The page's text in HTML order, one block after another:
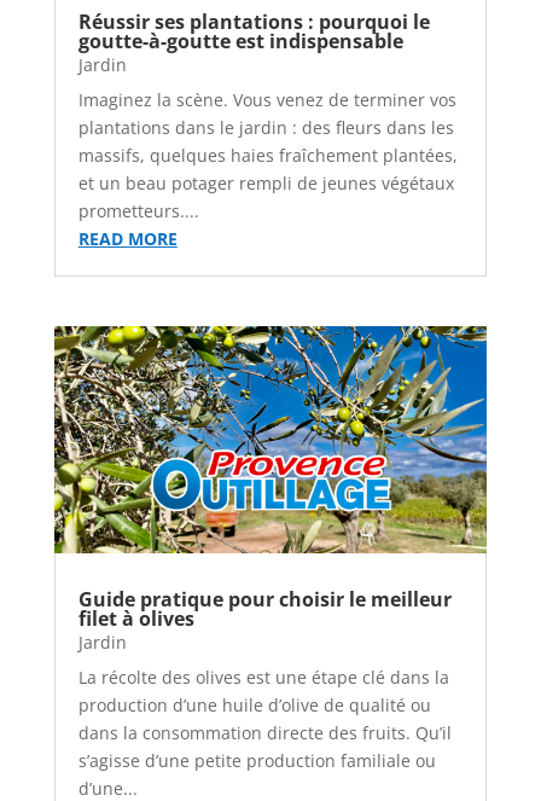
Réussir ses plantations : pourquoi le
goutte-à-goutte est indispensable
Jardin
Imaginez la scène. Vous venez de terminer vos
plantations dans le jardin : des fleurs dans les
massifs, quelques haies fraîchement plantées,
et un beau potager rempli de jeunes végétaux
prometteurs....
READ MORE
Guide pratique pour choisir le meilleur
filet à olives
Jardin
La récolte des olives est une étape clé dans la
production d’une huile d’olive de qualité ou
dans la consommation directe des fruits. Qu’il
s’agisse d’une petite production familiale ou
d’une...